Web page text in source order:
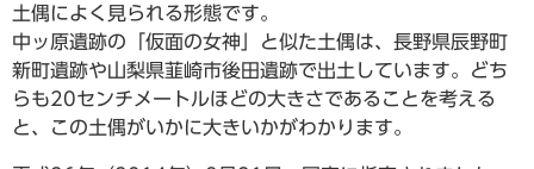
土偶によく見られる形態です。
中ッ原遺跡の「仮面の女神」と似た土偶は、長野県辰野町
新町遺跡や山梨県韮崎市後田遺跡で出土しています。どち
らも20センチメートルほどの大きさであることを考える
と、この土偶がいかに大きいかがわかります。